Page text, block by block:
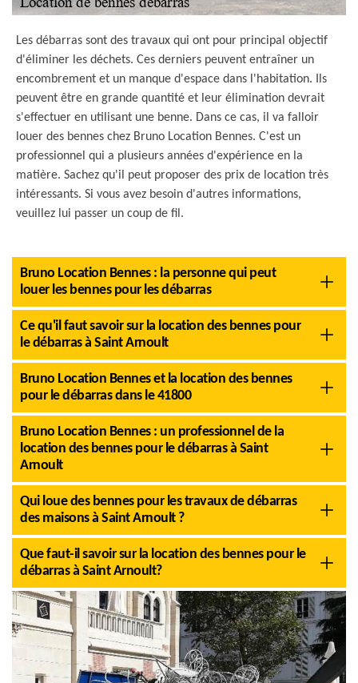
Les débarras sont des travaux qui ont pour principal objectif
d'éliminer les déchets. Ces derniers peuvent entraîner un
encombrement et un manque d'espace dans l'habitation. Ils
peuvent être en grande quantité et leur élimination devrait
s'effectuer en utilisant une benne. Dans ce cas, il va falloir
louer des bennes chez Bruno Location Bennes. C'est un
professionnel qui a plusieurs années d'expérience en la
matière. Sachez qu'il peut proposer des prix de location très
intéressants. Si vous avez besoin d'autres informations,
veuillez lui passer un coup de fil.
Bruno Location Bennes : la personne qui peut
louer les bennes pour les débarras
Ce qu'il faut savoir sur la location des bennes pour
le débarras à Saint Arnoult
Bruno Location Bennes et la location des bennes
pour le débarras dans le 41800
Bruno Location Bennes : un professionnel de la
location des bennes pour le débarras à Saint
Arnoult
Qui loue des bennes pour les travaux de débarras
des maisons à Saint Arnoult ?
Que faut-il savoir sur la location des bennes pour le
débarras à Saint Arnoult?